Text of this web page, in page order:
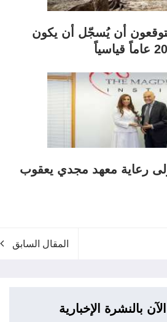
يتوقعون أن يُسجّل أن يكون
رعاية معهد مجدي يعقوب
المقال السابق
بالنشرة الإخبارية